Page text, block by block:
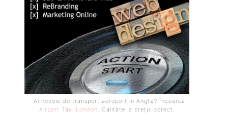
- Ai nevoie de transport aeroport in Anglia? Încearcă
Airport Taxi London. Calitate la prețul corect.